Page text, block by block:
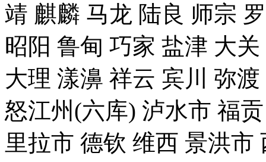
靖 麒麟 马龙 陆良 师宗
昭阳 鲁甸 巧家 盐津 大
大理 漾濞 祥云 宾川 弥
怒江州(六库) 泸水市 福
里拉市 德钦 维西 景洪